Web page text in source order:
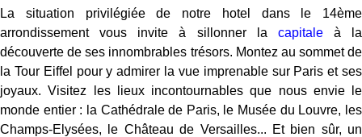
La situation privilégiée de notre hotel dans le 14ème
arrondissement vous invite à sillonner la capitaleà la
découverte de ses innombrables trésors. Montez au sommet de
la Tour Eiffel pour y admirer la vue imprenable sur Paris et ses
joyaux. Visitez les lieux incontournables que nous envie le
monde entier : la Cathédrale de Paris, le Musée du Louvre, les
Champs-Elysées, le Château de Versailles... Et bien sûr, un